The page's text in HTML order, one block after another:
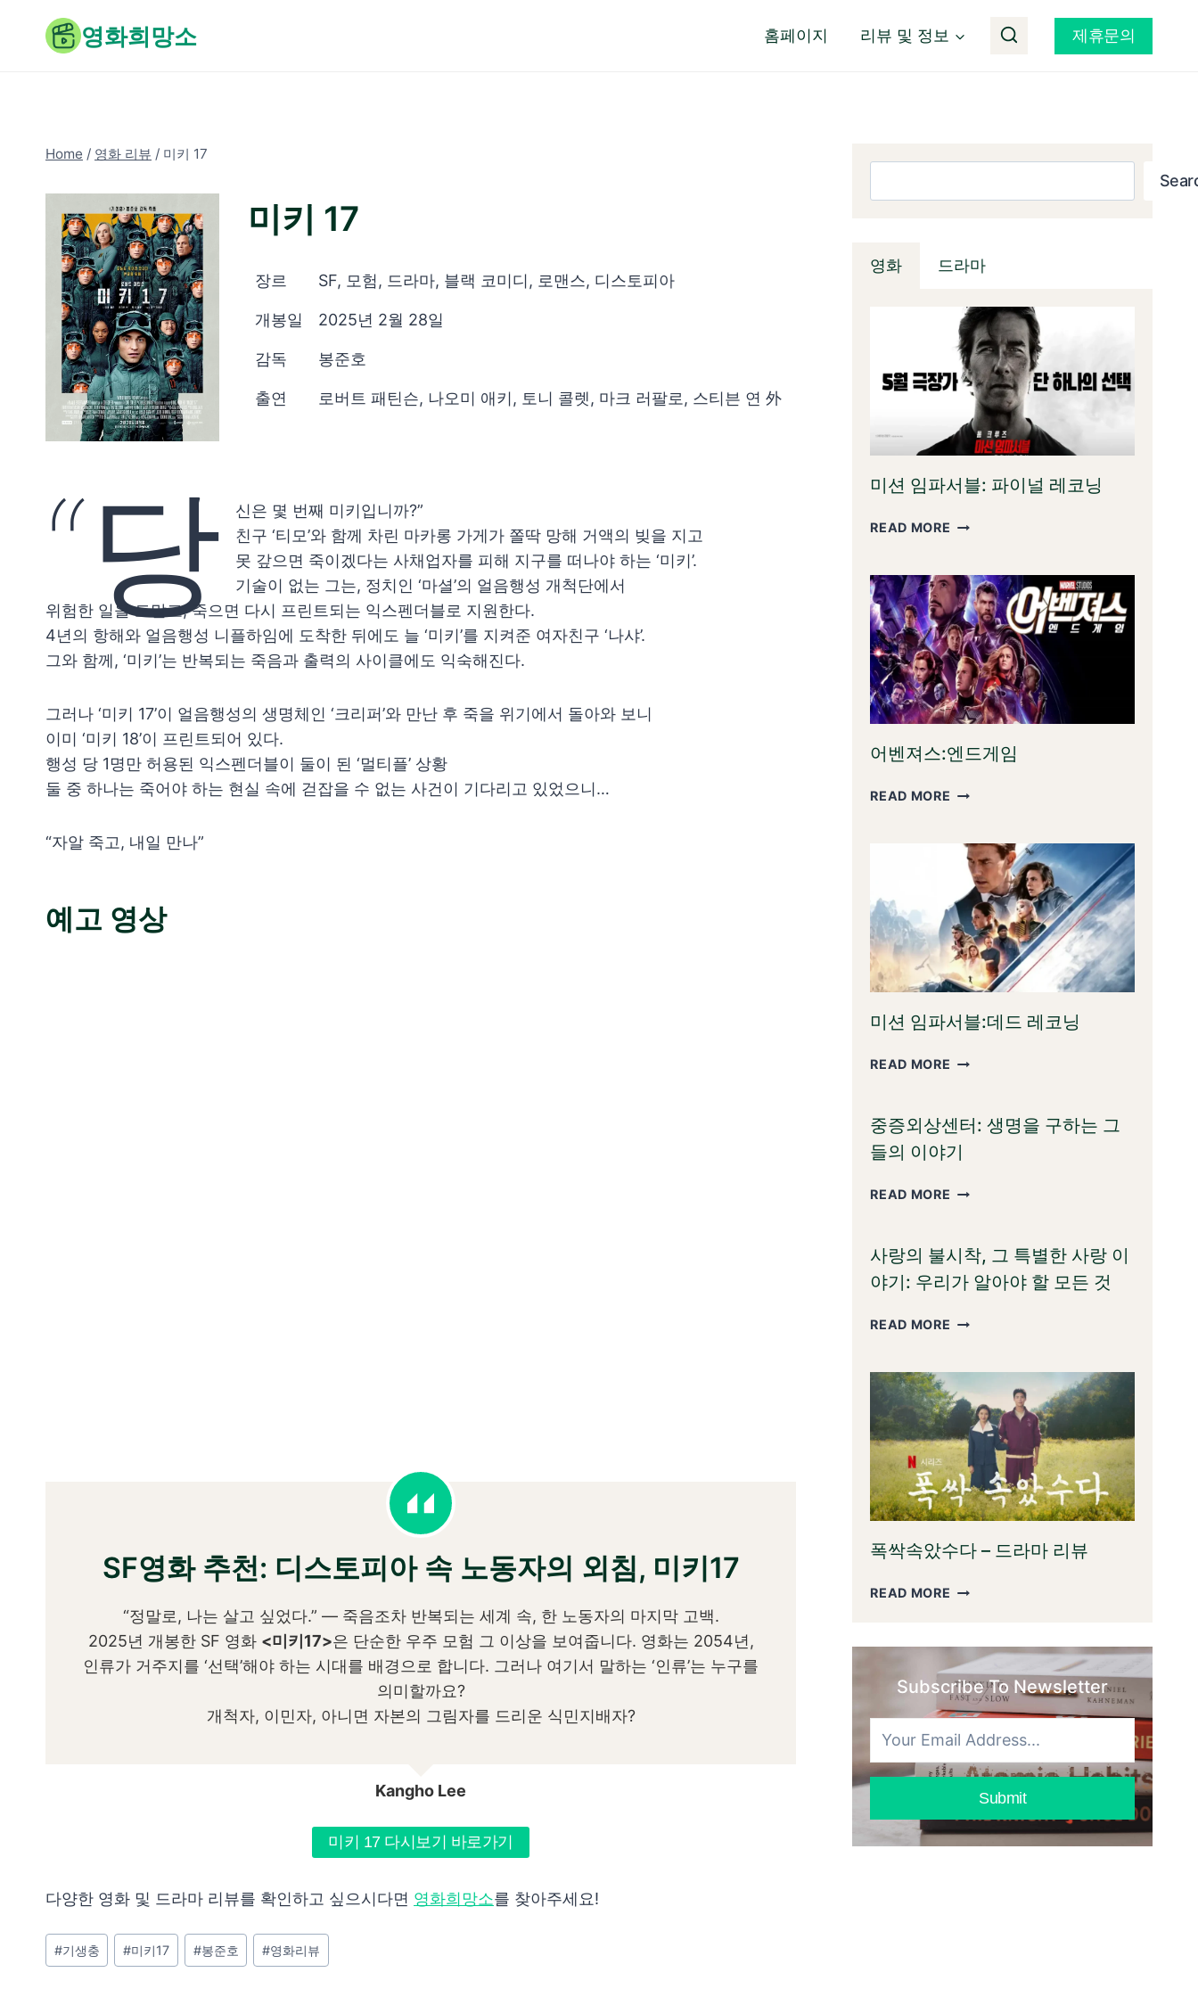
영화희망소 홈페이지 리뷰 및 정보 제휴문의
Home / 영화 리뷰 / 미키 17
미키 17
장르 SF, 모험, 드라마, 블랙 코미디, 로맨스, 디스토피아
개봉일 2025년 2월 28일
감독 봉준호
출연 로버트 패틴슨, 나오미 애키, 토니 콜렛, 마크 러팔로, 스티븐 연 外
“당
신은 몇 번째 미키입니까?”
친구 ‘티모’와 함께 차린 마카롱 가게가 쫄딱 망해 거액의 빚을 지고
못 갚으면 죽이겠다는 사채업자를 피해 지구를 떠나야 하는 ‘미키’.
기술이 없는 그는, 정치인 ‘마셜’의 얼음행성 개척단에서
위험한 일을 도맡고, 죽으면 다시 프린트되는 익스펜더블로 지원한다.
4년의 항해와 얼음행성 니플하임에 도착한 뒤에도 늘 ‘미키’를 지켜준 여자친구 ‘나샤’.
그와 함께, ‘미키’는 반복되는 죽음과 출력의 사이클에도 익숙해진다.
그러나 ‘미키 17’이 얼음행성의 생명체인 ‘크리퍼’와 만난 후 죽을 위기에서 돌아와 보니
이미 ‘미키 18’이 프린트되어 있다.
행성 당 1명만 허용된 익스펜더블이 둘이 된 ‘멀티플’ 상황
둘 중 하나는 죽어야 하는 현실 속에 걷잡을 수 없는 사건이 기다리고 있었으니…
“자알 죽고, 내일 만나”
예고 영상
SF영화 추천: 디스토피아 속 노동자의 외침, 미키17
“정말로, 나는 살고 싶었다.” — 죽음조차 반복되는 세계 속, 한 노동자의 마지막 고백.
2025년 개봉한 SF 영화 <미키17>은 단순한 우주 모험 그 이상을 보여줍니다. 영화는 2054년,
인류가 거주지를 ‘선택’해야 하는 시대를 배경으로 합니다. 그러나 여기서 말하는 ‘인류’는 누구를
의미할까요?
개척자, 이민자, 아니면 자본의 그림자를 드리운 식민지배자?
Kangho Lee
미키 17 다시보기 바로가기
다양한 영화 및 드라마 리뷰를 확인하고 싶으시다면 영화희망소를 찾아주세요!
Post
Tags:
#기생충 #미키17 #봉준호 #영화리뷰
영화 드라마
미션 임파서블: 파이널 레코닝
READ MORE 미
파
서
블:
파
이
널
레
코
닝
어벤져스:엔드게임
READ MORE 어
스:
드
게
임
미션 임파서블:데드 레코닝
READ MORE 미
파
서
블:
코
닝
중증외상센터: 생명을 구하는 그
들의 이야기
READ MORE 중
상
터:
구
하
는
그
들
의
이
야
사랑의 불시착, 그 특별한 사랑 이
야기: 우리가 알아야 할 모든 것
READ MORE 사
시
그
특
별
한
사
랑
리
가
알
아
야
모
폭싹속았수다 – 드라마 리뷰
READ MORE 폭
았
수
다
–
드
마
Subscribe To Newsletter
Submit